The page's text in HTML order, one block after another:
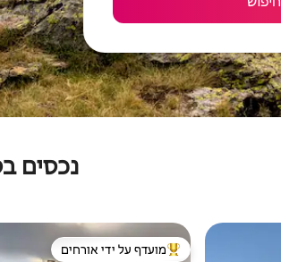
נכסים
מוביל בקרב נכסים מועדפים על ידי
מועדף על ידי אורחים